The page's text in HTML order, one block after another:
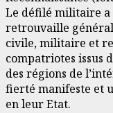
Le défilé militaire a
retrouvaille
civile, militaire et
compatriotes issus
des régions de
fierté manifeste et
en leur Etat.